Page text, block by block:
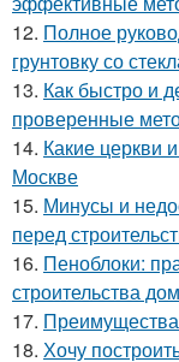
12. Полное
грунтовку со
13. Как быстро и
проверенные
14. Какие церкви
Москве
15. Минусы и
перед
16. Пеноблоки:
строительства
17. Преимущества
18. Хочу